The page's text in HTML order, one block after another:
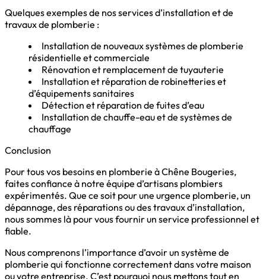
Quelques exemples de nos services d’installation et de
travaux de plomberie :
Installation de nouveaux systèmes de plomberie
résidentielle et commerciale
Rénovation et remplacement de tuyauterie
Installation et réparation de robinetteries et
d’équipements sanitaires
Détection et réparation de fuites d’eau
Installation de chauffe-eau et de systèmes de
chauffage
Conclusion
Pour tous vos besoins en plomberie à Chêne Bougeries,
faites confiance à notre équipe d’artisans plombiers
expérimentés. Que ce soit pour une urgence plomberie, un
dépannage, des réparations ou des travaux d’installation,
nous sommes là pour vous fournir un service professionnel et
fiable.
Nous comprenons l’importance d’avoir un système de
plomberie qui fonctionne correctement dans votre maison
ou votre entreprise. C’est pourquoi nous mettons tout en